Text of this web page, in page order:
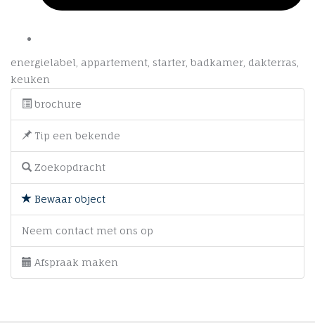
energielabel appartement starter badkamer dakterras
keuken
brochure
Tip een bekende
Zoekopdracht
Bewaar object
Neem contact met ons op
Afspraak maken